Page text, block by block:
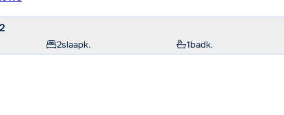
2slaapk. 1badk.